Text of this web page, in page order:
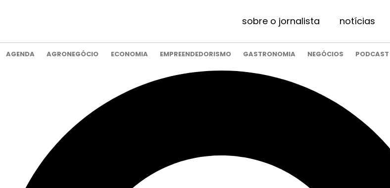
sobre o jornalista notícias
AGENDA AGRONEGÓCIO ECONOMIA EMPREENDEDORISMO GASTRONOMIA NEGÓCIOS PODCAST